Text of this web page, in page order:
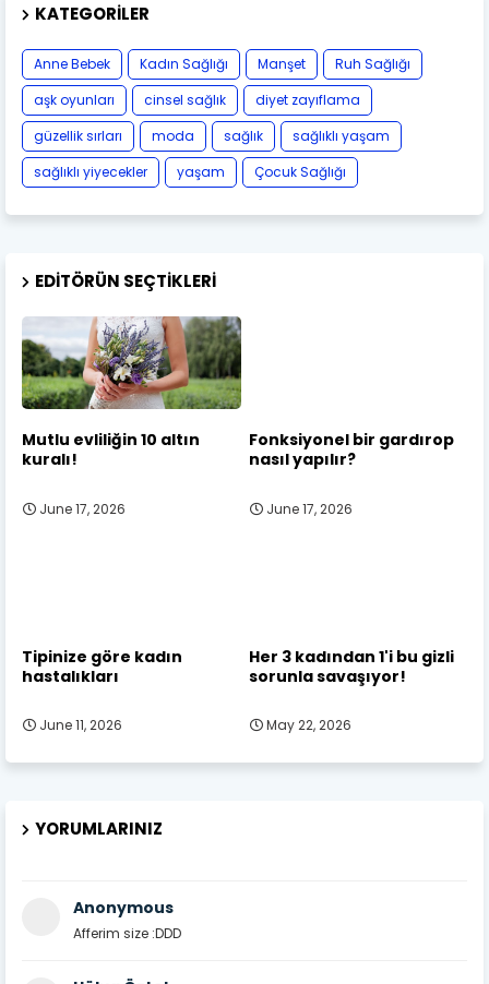
KATEGORILER
Anne Bebek Kadın Sağlığı Manşet
Ruh Sağlığı
aşk oyunları
cinsel sağlık
diyet zayıflama
güzellik sırları
moda sağlık
sağlıklı yaşam
sağlıklı yiyecekler
yaşam Çocuk Sağlığı
EDITÖRÜN SEÇTIKLERI
Mutlu evliliğin 10 altın
kuralı!
June 17, 2026
Fonksiyonel bir gardırop
nasıl yapılır?
June 17, 2026
Tipinize göre kadın
hastalıkları
June 11, 2026
Her 3 kadından 1'i bu gizli
sorunla savaşıyor!
May 22, 2026
YORUMLARINIZ
Anonymous
Afferim size :DDD